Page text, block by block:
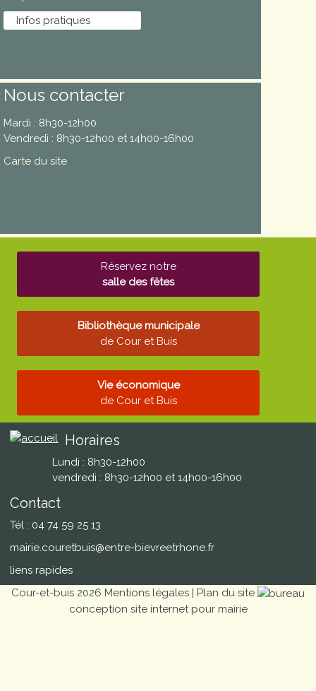
Infos pratiques
Nous contacter
Mardi : 8h30-12h00
Vendredi : 8h30-12h00 et 14h00-16h00
Carte du site
Réservez notre
salle des fêtes
Bibliothèque municipale
de Cour et Buis
Vie économique
de Cour et Buis
Horaires
Lundi : 8h30-12h00
vendredi : 8h30-12h00 et 14h00-16h00
Contact
Tél : 04 74 59 25 13
mairie.couretbuis@entre-bievreetrhone.fr
liens rapides
Cour-et-buis 2026 Mentions légales | Plan du site
conception site internet pour mairie